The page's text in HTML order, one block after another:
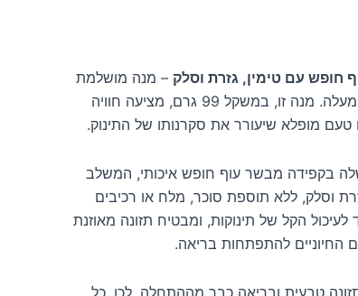
– מנה מושלמת
וטעימה לתינוקכם מגיל 6 חודשים ומעלה. מנה זו, במשקל 99 גרם, מציעה חוויה
טעם מופלא שיעורר את סקרנותו של התינוק.
בקפידה מבשר עוף חופש איכותי, המשלב
וסלק, ללא תוספת סוכר, מלח או רכיבים
הקל של תינוקות, ומבטיח תזונה מאוזנת
החיוניים להתפתחות בריאה.
טבעית ובריאה כבר מההתחלה. לכן, כל